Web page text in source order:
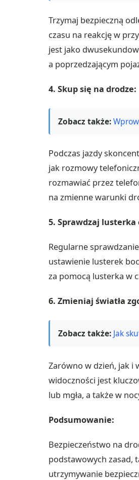
Trzymaj bezpieczną
czasu na reakcję w
jest jako
a poprzedzającym
4. Skup się na drodze:
Zobacz także:
Podczas jazdy
jak rozmowy
rozmawiać przez
na zmienne warunki
5. Sprawdzaj lusterka
Regularne
ustawienie lusterek
za pomocą lusterka w
6. Zmieniaj światła
Zobacz także: Jak
Zarówno w dzień, jak i
widoczności jest
lub mgła, a także w
Podsumowanie:
Bezpieczeństwo na
podstawowych zasad,
utrzymywanie